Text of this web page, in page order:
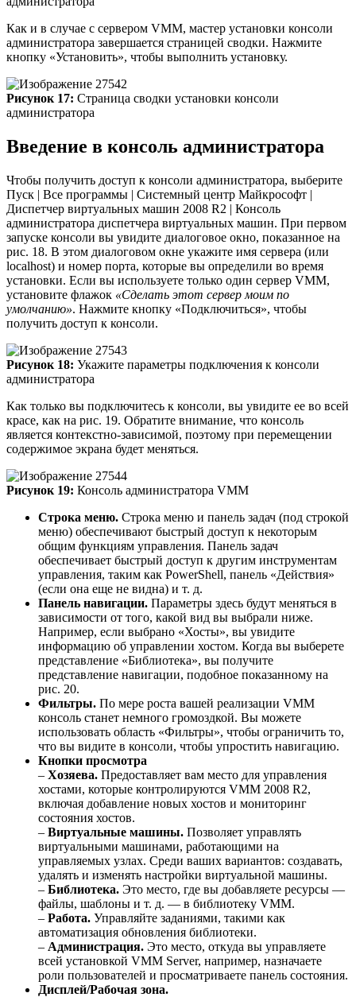
Как и в случае с сервером VMM, мастер установки консоли
администратора завершается страницей сводки. Нажмите
кнопку «Установить», чтобы выполнить установку.
Рисунок 17: Страница сводки установки консоли
администратора
Введение в консоль администратора
Чтобы получить доступ к консоли администратора, выберите
Пуск | Все программы | Системный центр Майкрософт |
Диспетчер виртуальных машин 2008 R2 | Консоль
администратора диспетчера виртуальных машин. При первом
запуске консоли вы увидите диалоговое окно, показанное на
рис. 18. В этом диалоговом окне укажите имя сервера (или
localhost) и номер порта, которые вы определили во время
установки. Если вы используете только один сервер VMM,
установите флажок «Сделать этот сервер моим по
умолчанию». Нажмите кнопку «Подключиться», чтобы
получить доступ к консоли.
Рисунок 18: Укажите параметры подключения к консоли
администратора
Как только вы подключитесь к консоли, вы увидите ее во всей
красе, как на рис. 19. Обратите внимание, что консоль
является контекстно-зависимой, поэтому при перемещении
содержимое экрана будет меняться.
Рисунок 19: Консоль администратора VMM
Строка меню. Строка меню и панель задач (под строкой
меню) обеспечивают быстрый доступ к некоторым
общим функциям управления. Панель задач
обеспечивает быстрый доступ к другим инструментам
управления, таким как PowerShell, панель «Действия»
(если она еще не видна) и т. д.
Панель навигации. Параметры здесь будут меняться в
зависимости от того, какой вид вы выбрали ниже.
Например, если выбрано «Хосты», вы увидите
информацию об управлении хостом. Когда вы выберете
представление «Библиотека», вы получите
представление навигации, подобное показанному на
рис. 20.
Фильтры. По мере роста вашей реализации VMM
консоль станет немного громоздкой. Вы можете
использовать область «Фильтры», чтобы ограничить то,
что вы видите в консоли, чтобы упростить навигацию.
Кнопки просмотра
– Хозяева. Предоставляет вам место для управления
хостами, которые контролируются VMM 2008 R2,
включая добавление новых хостов и мониторинг
состояния хостов.
– Виртуальные машины. Позволяет управлять
виртуальными машинами, работающими на
управляемых узлах. Среди ваших вариантов: создавать,
удалять и изменять настройки виртуальной машины.
– Библиотека. Это место, где вы добавляете ресурсы —
файлы, шаблоны и т. д. — в библиотеку VMM.
– Работа. Управляйте заданиями, такими как
автоматизация обновления библиотеки.
– Администрация. Это место, откуда вы управляете
всей установкой VMM Server, например, назначаете
роли пользователей и просматриваете панель состояния.
Дисплей/Рабочая зона.